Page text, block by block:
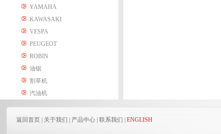
YAMAHA
KAWASAKI
VESPA
PEUGEOT
ROBIN
油锯
割草机
汽油机
返回首页 关于我们 产品中心 联系我们 ENGLISH